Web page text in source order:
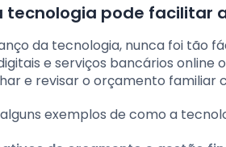
tecnologia pode facilitar
da tecnologia, nunca foi tão
e serviços bancários
e revisar o orçamento familiar
exemplos de como a